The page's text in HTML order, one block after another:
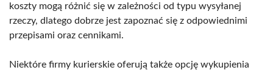
koszty mogą różnić się w zależności od typu wysyłanej
rzeczy, dlatego dobrze jest zapoznać się z odpowiednimi
przepisami oraz cennikami.
Niektóre firmy kurierskie oferują także opcję wykupienia